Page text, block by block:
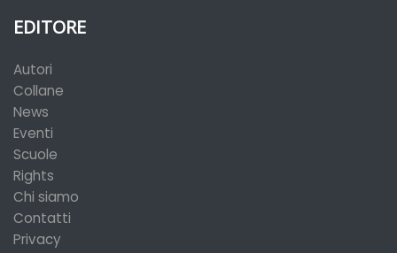
EDITORE
Autori
Collane
News
Eventi
Scuole
Rights
Chi siamo
Contatti
Privacy